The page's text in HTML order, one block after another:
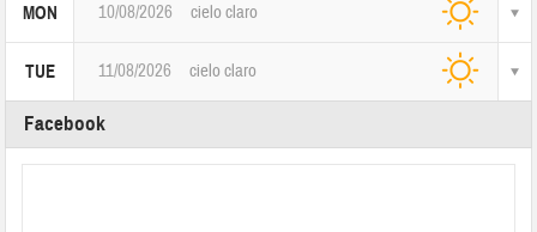
MON 10/08/2026 cielo claro
TUE 11/08/2026 cielo claro
Facebook